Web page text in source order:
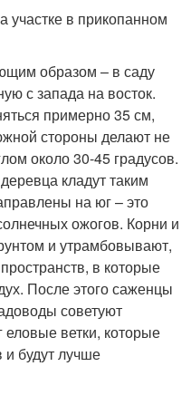
в прикопанном
образом – в саду
с запада на восток.
примерно 35 см,
стороны делают не
около 30-45 градусов.
кладут таким
на юг – это
ожогов. Корни и
и утрамбовывают,
в которые
После этого саженцы
советуют
ветки, которые
и будут лучше